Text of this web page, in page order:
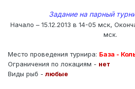
Задание на парный
Начало – 15.12.2013 в 14-05 мск,
мск.
Место проведения турнира: База -
Ограничения по локациям - нет
Виды рыб -любые